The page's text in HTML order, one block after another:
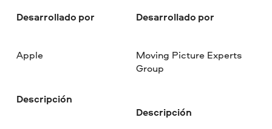
Desarrollado por
Apple
Descripción
Desarrollado por
Moving Picture Experts
Group
Descripción